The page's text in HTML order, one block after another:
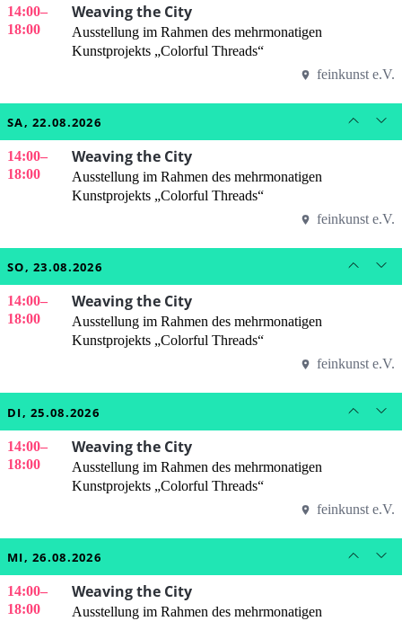
14:00–
18:00
Weaving the City
Ausstellung im Rahmen des mehrmonatigen
Kunstprojekts „Colorful Threads“
feinkunst e.V.
SA, 22.08.2026
14:00–
18:00
Weaving the City
Ausstellung im Rahmen des mehrmonatigen
Kunstprojekts „Colorful Threads“
feinkunst e.V.
SO, 23.08.2026
14:00–
18:00
Weaving the City
Ausstellung im Rahmen des mehrmonatigen
Kunstprojekts „Colorful Threads“
feinkunst e.V.
DI, 25.08.2026
14:00–
18:00
Weaving the City
Ausstellung im Rahmen des mehrmonatigen
Kunstprojekts „Colorful Threads“
feinkunst e.V.
MI, 26.08.2026
14:00–
18:00
Weaving the City
Ausstellung im Rahmen des mehrmonatigen